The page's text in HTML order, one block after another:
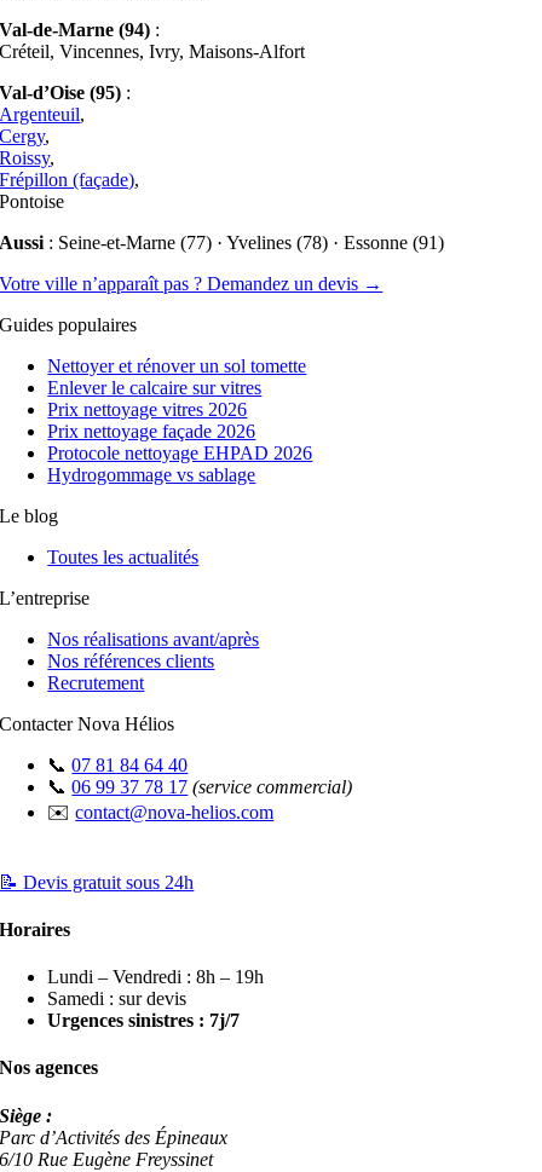
Val-de-Marne (94) :
Créteil, Vincennes, Ivry, Maisons-Alfort
Val-d’Oise (95) :
Argenteuil,
Cergy,
Roissy,
Frépillon (façade),
Pontoise
Aussi : Seine-et-Marne (77) · Yvelines (78) · Essonne (91)
Votre ville n’apparaît pas ? Demandez un devis →
Guides populaires
Nettoyer et rénover un sol tomette
Enlever le calcaire sur vitres
Prix nettoyage vitres 2026
Prix nettoyage façade 2026
Protocole nettoyage EHPAD 2026
Hydrogommage vs sablage
Le blog
Toutes les actualités
L’entreprise
Nos réalisations avant/après
Nos références clients
Recrutement
Contacter Nova Hélios
📞07 81 84 64 40
📞06 99 37 78 17 (service commercial)
✉️contact@nova-helios.com
📝 Devis gratuit sous 24h
Horaires
Lundi – Vendredi : 8h – 19h
Samedi : sur devis
Urgences sinistres : 7j/7
Nos agences
Siège :
Parc d’Activités des Épineaux
6/10 Rue Eugène Freyssinet